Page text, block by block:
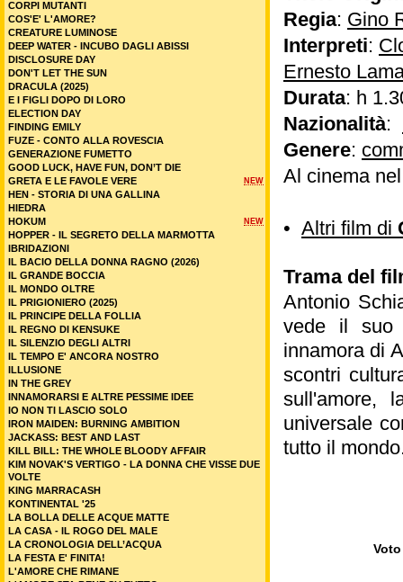
Regia: Gino
Interpreti:
Ernesto
Durata: h
Nazionalità:
Genere:
Al cinema
• Altri film di
Trama del
Antonio
vede il suo
innamora di
scontri
sull'amore,
universale
tutto il
CORPI MUTANTI
COS'E' L'AMORE?
CREATURE LUMINOSE
DEEP WATER - INCUBO DAGLI ABISSI
DISCLOSURE DAY
DON'T LET THE SUN
DRACULA (2025)
E I FIGLI DOPO DI LORO
ELECTION DAY
FINDING EMILY
FUZE - CONTO ALLA ROVESCIA
GENERAZIONE FUMETTO
GOOD LUCK, HAVE FUN, DON’T DIE
NEW
GRETA E LE FAVOLE VERE
HEN - STORIA DI UNA GALLINA
HIEDRA
NEW
HOKUM
HOPPER - IL SEGRETO DELLA MARMOTTA
IBRIDAZIONI
IL BACIO DELLA DONNA RAGNO (2026)
IL GRANDE BOCCIA
IL MONDO OLTRE
IL PRIGIONIERO (2025)
IL PRINCIPE DELLA FOLLIA
IL REGNO DI KENSUKE
IL SILENZIO DEGLI ALTRI
IL TEMPO E' ANCORA NOSTRO
ILLUSIONE
IN THE GREY
INNAMORARSI E ALTRE PESSIME IDEE
IO NON TI LASCIO SOLO
IRON MAIDEN: BURNING AMBITION
JACKASS: BEST AND LAST
KILL BILL: THE WHOLE BLOODY AFFAIR
KIM NOVAK'S VERTIGO - LA DONNA CHE VISSE DUE
VOLTE
KING MARRACASH
KONTINENTAL '25
LA BOLLA DELLE ACQUE MATTE
LA CASA - IL ROGO DEL MALE
LA CRONOLOGIA DELL’ACQUA
LA FESTA E' FINITA!
L'AMORE CHE RIMANE